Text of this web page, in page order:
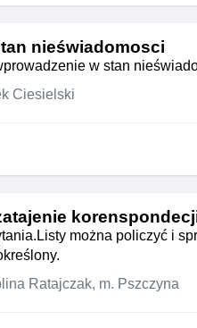
nieświadomosci
w stan
Ciesielski
można policzyć i
Ratajczak, m. Pszczyna